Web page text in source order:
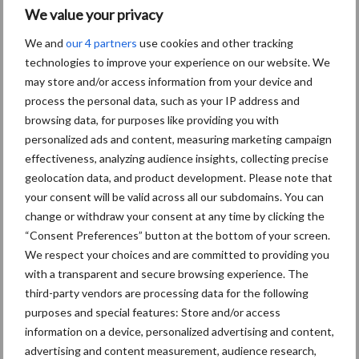
We value your privacy
We and our 4 partners use cookies and other tracking
technologies to improve your experience on our website. We
may store and/or access information from your device and
process the personal data, such as your IP address and
browsing data, for purposes like providing you with
personalized ads and content, measuring marketing campaign
effectiveness, analyzing audience insights, collecting precise
geolocation data, and product development. Please note that
your consent will be valid across all our subdomains. You can
change or withdraw your consent at any time by clicking the
“Consent Preferences” button at the bottom of your screen.
We respect your choices and are committed to providing you
with a transparent and secure browsing experience. The
third-party vendors are processing data for the following
purposes and special features: Store and/or access
information on a device, personalized advertising and content,
advertising and content measurement, audience research,
AVP in Finland onderstreept
dat alertheid belangrijk is,
zeker nu
Themapagina
Diergezondheid Fokkerij Huisvesting
Afrikaanse
varkenspest
Brachyspira